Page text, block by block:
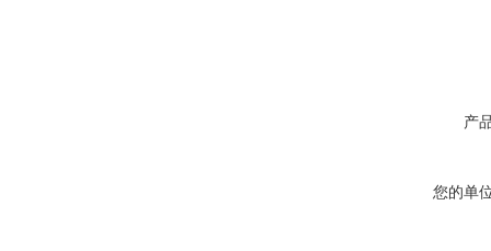
产
您的单